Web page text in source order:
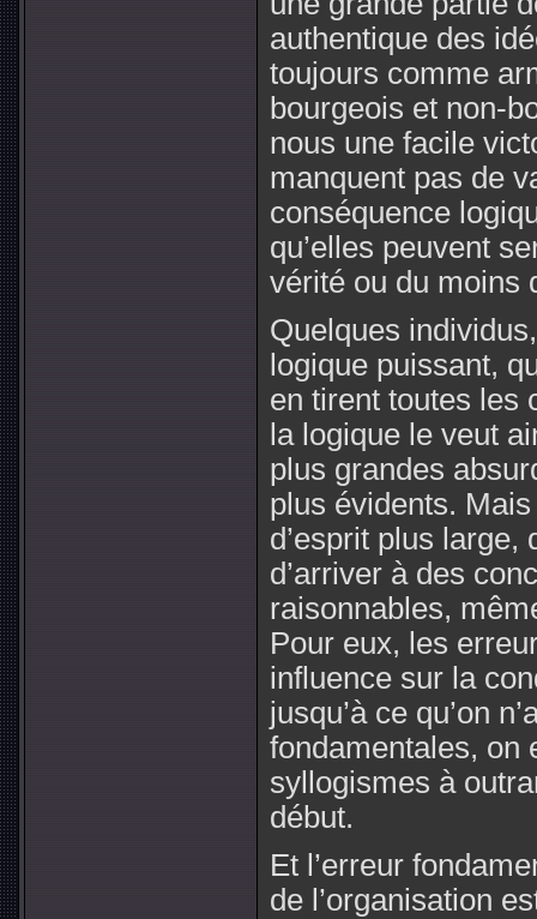
authentique des
toujours comme
bourgeois et non-
nous une facile
manquent pas de
conséquence
qu’elles peuvent
vérité ou du moins
Quelques
logique puissant,
en tirent toutes les
la logique le veut
plus grandes
plus évidents.
d’esprit plus
d’arriver à des
raisonnables,
Pour eux, les
influence sur la
jusqu’à ce qu’on
fondamentales, on
syllogismes à
début.
Et l’erreur
de l’organisation